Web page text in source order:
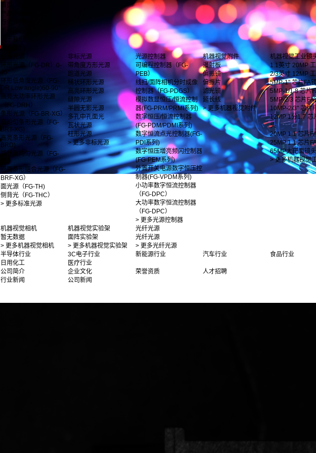
首页
关于我们
标准光源
环形光源（FG-DR）0-
45°
环形低角度光源（FG-
DR Low angle)60-90°
高亮大功率环形光源
（FG-DRH）
条形光源（FG-BR-XG）
高均匀条形光源（FG-
BRT-XG)
高亮条形光源（FG-
BRD)
弧状高均匀光源（FG-
四面条形组合光源（FG-
BRF-XG）
面光源（FG-TH)
侧背光（FG-THC）
> 更多标准光源
非标光源
带角度方形光源
跑道光源
桶状环形光源
高亮环形光源
缝隙光源
半圆无影光源
多孔中孔面光
瓦状光源
柱形光源
> 更多非标光源
光源控制器
可编程控制器（FG-
PEB）
线扫/面阵相机分时成像
控制器（FG-PDGS）
模拟数显恒压/恒流控制
器(FG-PRM/PRMI系列)
数字恒压/恒流控制器
(FG-PDM/PDMI系列)
数字恒流点光控制器(FG-
PDI系列)
数字恒压增亮频闪控制器
(FG-PEM系列)
外置开关电源数字恒压控
制器(FG-VPDM系列)
小功率数字恒流控制器
（FG-DPC）
大功率数字恒流控制器
（FG-DPC）
> 更多光源控制器
机器视觉附件
漫射板
偏振镜
偏振片
滤光镜
延长线
> 更多机器视觉附件
机器视觉工业镜
1.1英寸 20MP
2/3英寸 12MP
5MP-1" 芯片FA
5MP-1/1.8 芯片
5MP-2/3 芯片FA
10MP-2/3" 芯片
12MP 1分1.7 芯
头
20MP 1.1 芯片
25MP 1.1 芯片
65MP大靶面镜
> 更多机器视觉
机器视觉相机
暂无数据
> 更多机器视觉相机
机器视觉实验架
面阵实验架
> 更多机器视觉实验架
光纤光源
光纤光源
> 更多光纤光源
半导体行业
3C电子行业 新能源行业 汽车行业
食品行业
日用化工
医疗行业
公司简介
企业文化 荣誉资质
人才招聘
行业新闻
公司新闻